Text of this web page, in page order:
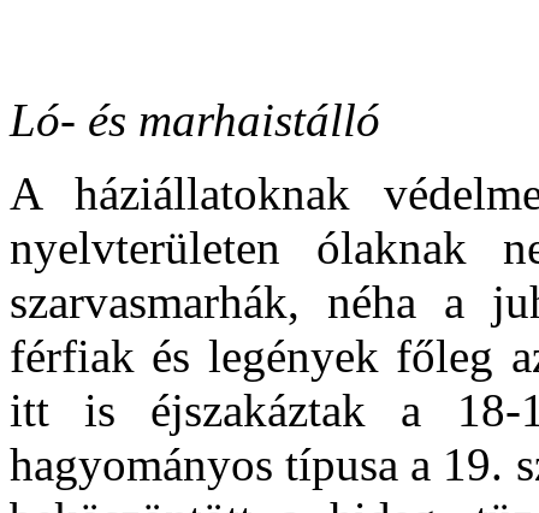
Ló- és marhaistálló
A háziállatoknak
nyelvterületen
szarvasmarhák, néha a
férfiak és legények főleg
itt is éjszakáztak a 18-
hagyományos típusa a 19.